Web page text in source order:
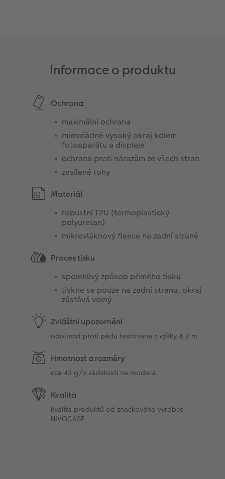
Informace o produktu
Ochrana
maximální ochrana
mimořádně vysoký okraj kolem
fotoaparátu a displeje
ochrana proti nárazům ze všech stran
zesílené rohy
Materiál
robustní TPU (termoplastický
polyuretan)
mikrovláknový fleece na zadní straně
Proces tisku
spolehlivý způsob přímého tisku
tiskne se pouze na zadní stranu, okraj
zůstává volný
Zvláštní upozornění
odolnost proti pádu testována z výšky 4,2 m
Hmotnost a rozměry
cca 43 g/v závislosti na modelu
Kvalita
kvalita produktů od značkového výrobce
NIVOCASE